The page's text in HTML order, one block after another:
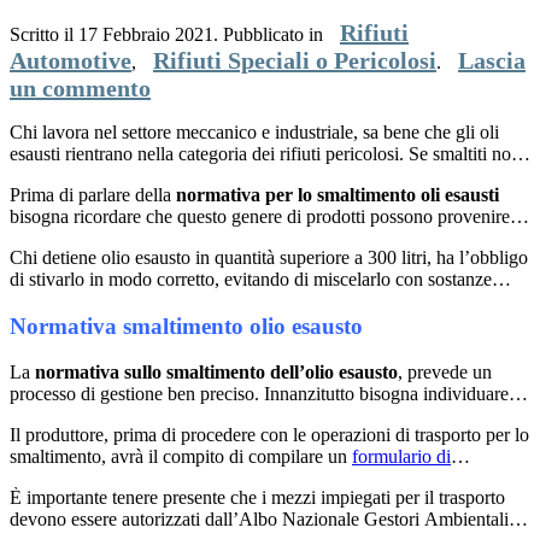
Scritto il 17 Febbraio 2021 . Pubblicato in
Rifiuti
Automotive, Rifiuti Speciali o Pericolosi.
Lascia
un commento
Chi lavora nel settore meccanico e industriale, sa bene che gli oli
esausti rientrano nella categoria dei rifiuti pericolosi. Se smaltiti non
per l’ambiente. Al contempo, se trattato con le dovute accortezze,
l’olio esausto può rivelarsi un’ottima risorsa economica in quanto
Prima di parlare della normativa per lo smaltimento oli esausti
bisogna ricordare che questo genere di prodotti possono provenire
(scuri) e, tra le altre cose, dagli scarti delle fritture.
Chi detiene olio esausto in quantità superiore a 300 litri, ha l’obbligo
di stivarlo in modo corretto, evitando di miscelarlo con sostanze
raccolta ed eliminazione.
Normativa smaltimento olio esausto
La normativa sullo smaltimento dell’olio esausto, prevede un
processo di gestione ben preciso. Innanzitutto bisogna individuare il
rientra nella lista dei rifiuti pericolosi. Non bisogna mai dimenticare
che i rifiuti speciali non pericolosi sono quelli di lavorazione
recupero e smaltimento dei rifiuti, prodotti dalle attività di
demolizione, costruzione, attività di scarto, mentre i rifiuti speciali
Il produttore, prima di procedere con le operazioni di trasporto per lo
smaltimento, avrà il compito di compilare un formulario di
trasporto dei rifiuti industriali nell’impianto di destinazione finale,
deve seguire precise disposizioni definite dalla norma di riferimento.
È importante tenere presente che i mezzi impiegati per il trasporto
devono essere autorizzati dall’Albo Nazionale Gestori Ambientali.